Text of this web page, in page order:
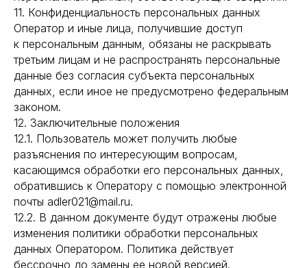
11. Конфиденциальность персональных данных
Оператор и иные лица, получившие доступ
к персональным данным, обязаны не раскрывать
третьим лицам и не распространять персональные
данные без согласия субъекта персональных
данных, если иное не предусмотрено федеральным
законом.
12. Заключительные положения
12.1. Пользователь может получить любые
разъяснения по интересующим вопросам,
касающимся обработки его персональных данных,
обратившись к Оператору с помощью электронной
почты adler021@mail.ru.
12.2. В данном документе будут отражены любые
изменения политики обработки персональных
данных Оператором. Политика действует
бессрочно до замены ее новой версией.